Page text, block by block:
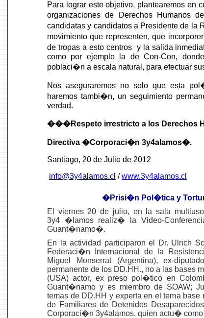
Para lograr este objetivo, plantearemos en
organizaciones de Derechos Humanos
candidatas y candidatos a Presidente de
movimiento que representen, que
de tropas a esto centros y la salida
como por ejemplo la de Con-Con,
poblaci�n a escala natural, para efectuar
Nos aseguraremos no solo que esta
haremos tambi�n, un seguimiento
verdad.
���Respeto irrestricto a los Derechos
Directiva �Corporaci�n 3y4alamos�.
Santiago, 20 de Julio de 2012
info@3y4alamos.cl /www.3y4alamos.cl
�Prisi�n Pol�tica y
El viernes 20 de julio, en la sala
3y4 �lamos realiz� la Video-
Guant�namo�.
En la actividad participaron el Dr. Ulrich
Federaci�n Internacional de la
Miguel Monserrat (Argentina), ex-
permanente de los DD.HH., no a las
(USA) actor, ex preso pol�tico en
Guant�namo y es miembro de SOAW;
temas de DD.HH y experta en el tema
de Familiares de Detenidos
Corporaci�n 3y4alamos, quien actu� como